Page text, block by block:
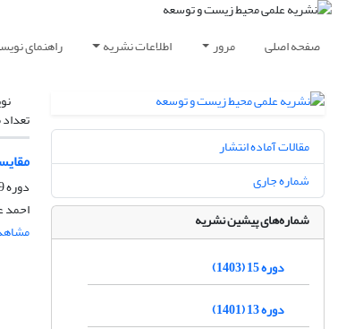
صفحه اصلی مرور اطلاعات نشریه راهنمای
دوره 9، شماره 18، بهمن و اسفند 1397، صفحه
احمد
مقالات آماده انتشار
شماره جاری
شماره‌های پیشین نشریه
دوره 15 (1403)
دوره 13 (1401)